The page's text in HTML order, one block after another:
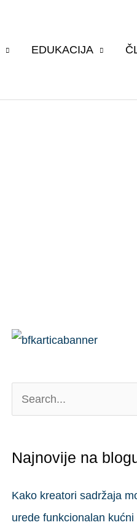
EDUKACIJA
р
а
Najnovije na
Kako kreatori sadržaja
urede funkcionalan kućni